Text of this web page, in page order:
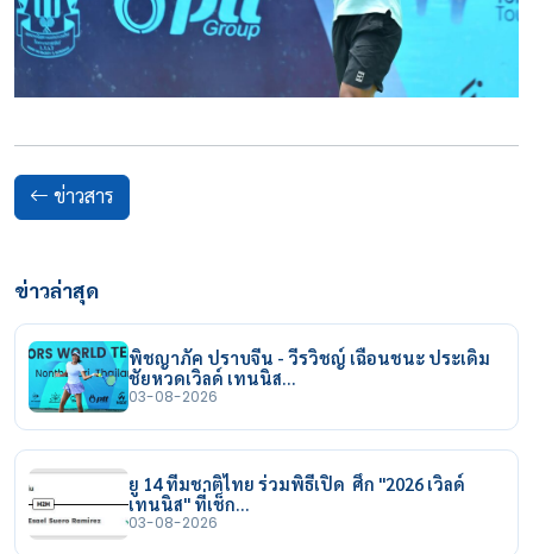
ข่าวสาร
ข่าวล่าสุด
พิชญาภัค ปราบจีน - วีรวิชญ์ เฉือนชนะ ประเดิม
ชัยหวดเวิลด์ เทนนิส…
03-08-2026
ยู 14 ทีมชาติไทย ร่วมพิธีเปิด ศึก "2026 เวิลด์
เทนนิส" ที่เช็ก…
03-08-2026